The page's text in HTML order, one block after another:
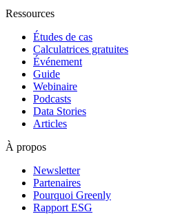
Ressources
Études de cas
Calculatrices gratuites
Événement
Guide
Webinaire
Podcasts
Data Stories
Articles
À propos
Newsletter
Partenaires
Pourquoi Greenly
Rapport ESG